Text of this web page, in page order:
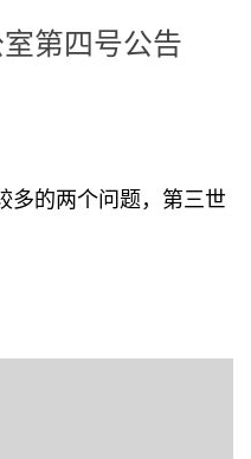
第四号公告
的两个问题，第三世